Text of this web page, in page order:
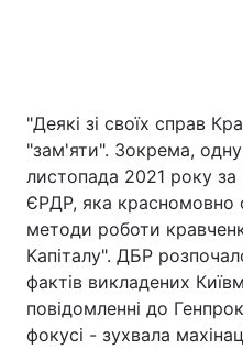
"Деякі зі своїх справ
"зам'яти". Зокрема,
листопада 2021 року
ЄРДР, яка красномовно
методи роботи
Капіталу". ДБР
фактів викладених
повідомленні до
фокусі - зухвала